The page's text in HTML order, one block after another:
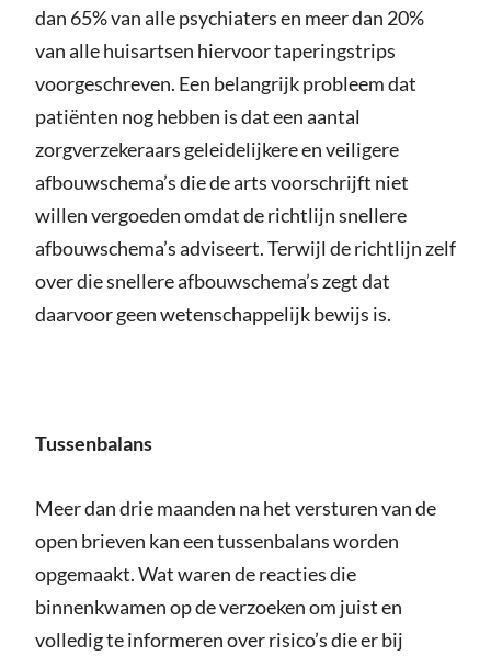
dan 65% van alle psychiaters en meer dan 20%
van alle huisartsen hiervoor taperingstrips
voorgeschreven. Een belangrijk probleem dat
patiënten nog hebben is dat een aantal
zorgverzekeraars geleidelijkere en veiligere
afbouwschema’s die de arts voorschrijft niet
willen vergoeden omdat de richtlijn snellere
afbouwschema’s adviseert. Terwijl de richtlijn zelf
over die snellere afbouwschema’s zegt dat
daarvoor geen wetenschappelijk bewijs is.
Tussenbalans
Meer dan drie maanden na het versturen van de
open brieven kan een tussenbalans worden
opgemaakt. Wat waren de reacties die
binnenkwamen op de verzoeken om juist en
volledig te informeren over risico’s die er bij